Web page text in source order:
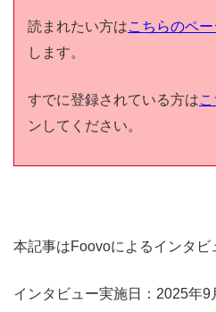
読まれたい方はこちらのペー
します。
すでに登録されている方は
ンしてください。
本記事はFoovoによるインタビ
インタビュー実施日：2025年9